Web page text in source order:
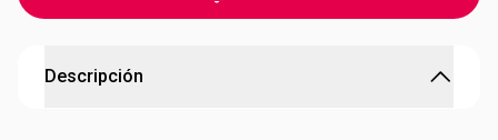
Descripción